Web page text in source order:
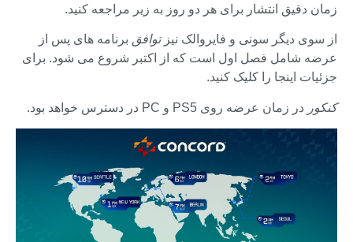
زمان دقیق انتشار برای هر دو روز به زیر مراجعه کنید.
از سوی دیگر سونی و فایروالک نیزتوافق برنامه های پس از
عرضه شامل فصل اول است که از اکتبر شروع می شود. برای
جزئیات اینجا را کلیک کنید.
کنکور در زمان عرضه روی PS5 و PC در دسترس خواهد بود.